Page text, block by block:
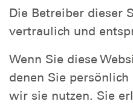
Die Betreiber dieser
vertraulich und
Wenn Sie diese
denen Sie
wir sie nutzen. Sie